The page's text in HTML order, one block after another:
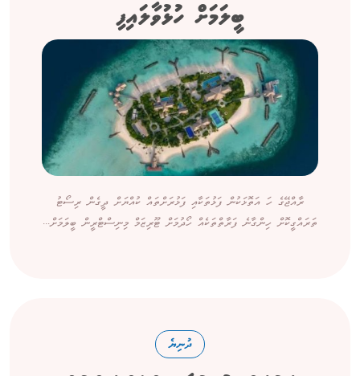
ބީލަމަށް ހުޅުވާލައިފި
ރާއްޖޭގެ ހަ އަތޮޅަކުން ފަޅުތަކާއި ފަޅުރަށްތައް ކުއްޔަށް ދީގެން ރިސޯޓު
ތަރައްގީކޮށް ހިންގާނެ ފަރާތްތަކެއް ހޯދުމަށް ޓޫރިޒަމް މިނިސްޓްރީން ބީލަމަށް...
ދުނިޔެ